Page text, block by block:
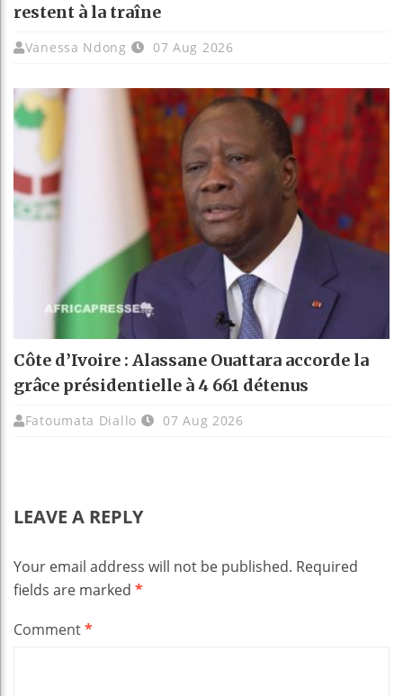
restent à la traîne
Vanessa Ndong 07 Aug 2026
Côte d’Ivoire : Alassane Ouattara accorde la
grâce présidentielle à 4 661 détenus
Fatoumata Diallo 07 Aug 2026
LEAVE A REPLY
Your email address will not be published. Required
fields are marked *
Comment*